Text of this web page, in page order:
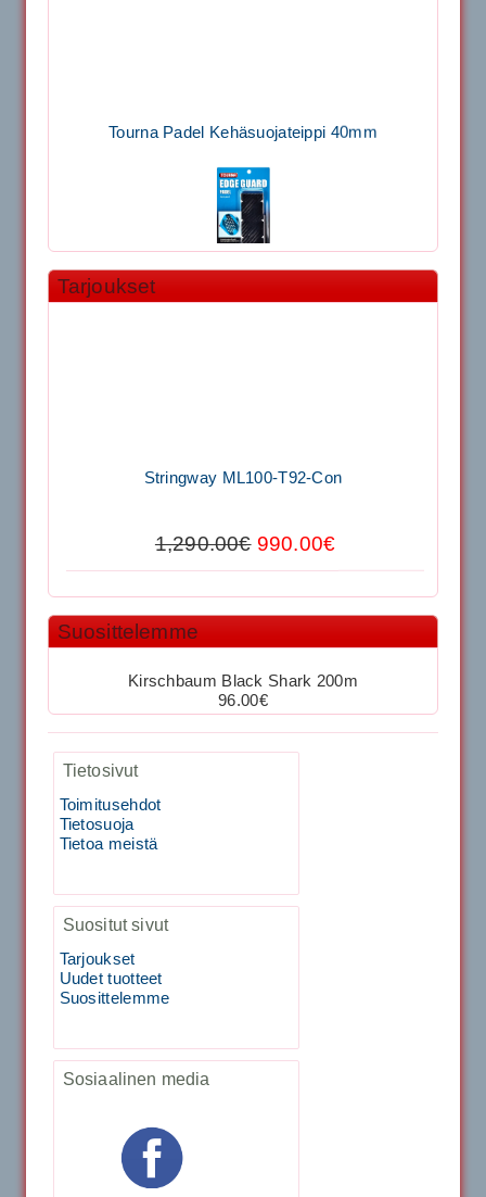
Tourna Padel Kehäsuojateippi 40mm
1,650.00€
Signum S-7000 Jännityskone (Jalustamalli)
SIGNUM S-7000 &...
40883 Harjasosa hiekkanurmiharjaan
Kirschbaum Flash Shark 200m
129.00€ 115.00€
Tarjoukset
Stringway ML100-T92-Con
1,290.00€ 990.00€
Tecnifibre Stretch Shorts (Tummansininen)
39.50€ 29.00€
Kirschbaum Flash Shark 200m
Tecnifibre Razor Spin 200m
Suosittelemme
Kirschbaum Black Shark 200m
96.00€
Tietosivut
Toimitusehdot
Tietosuoja
Tietoa meistä
Suositut sivut
Tarjoukset
Uudet tuotteet
Suosittelemme
Sosiaalinen media